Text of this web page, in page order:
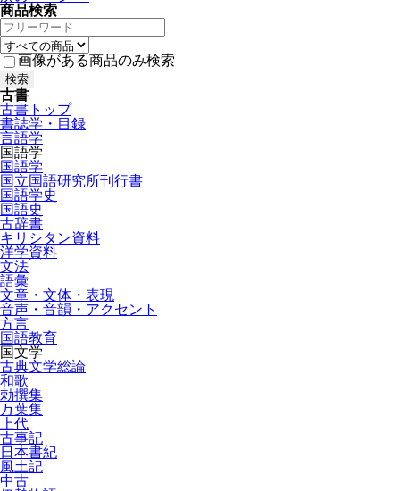
商品検索
画像がある商品のみ検索
古書
古書トップ
書誌学・目録
言語学
国語学
国語学
国立国語研究所刊行書
国語学史
国語史
古辞書
キリシタン資料
洋学資料
文法
語彙
文章・文体・表現
音声・音韻・アクセント
方言
国語教育
国文学
古典文学総論
和歌
勅撰集
万葉集
上代
古事記
日本書紀
風土記
中古